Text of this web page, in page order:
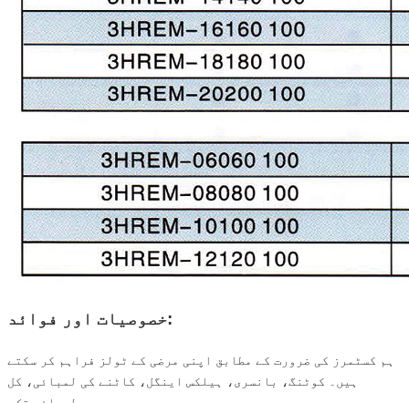
خصوصیات اور فوائد:
ہم کسٹمرز کی ضرورت کے مطابق اپنی مرضی کے ٹولز فراہم کر سکتے
ہیں۔ کوٹنگ، بانسری، ہیلکس اینگل، کاٹنے کی لمبائی، کل